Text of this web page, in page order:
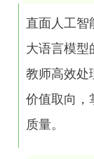
直面人工智
大语言模型
教师高效处
价值取向，
质量。